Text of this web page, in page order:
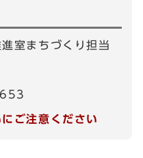
室まちづくり担当
ご注意ください